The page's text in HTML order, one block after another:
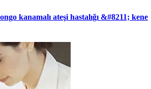
kanamalı ateşi hastalığı &#8211; kene